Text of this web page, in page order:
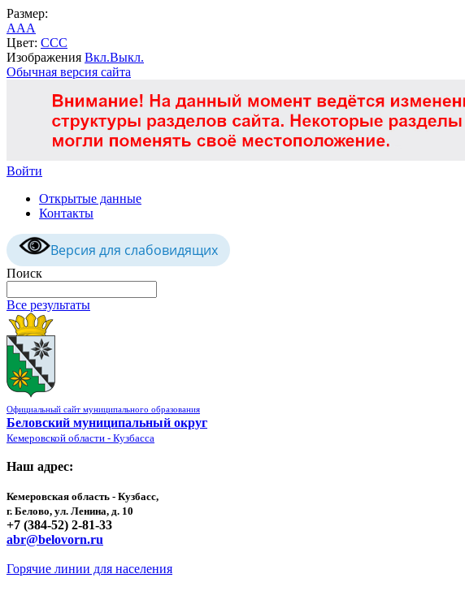
Размер:
AAA
Цвет: CCC
Изображения Вкл.Выкл.
Обычная версия сайта
Войти
Открытые данные
Контакты
Версия для слабовидящих
Поиск
Все результаты
Официальный сайт муниципального образования
Беловский муниципальный округ
Кемеровской области - Кузбасса
Наш адрес:
Кемеровская область - Кузбасс,
г. Белово, ул. Ленина, д. 10
+7 (384-52) 2-81-33
abr@belovorn.ru
Горячие линии для населения